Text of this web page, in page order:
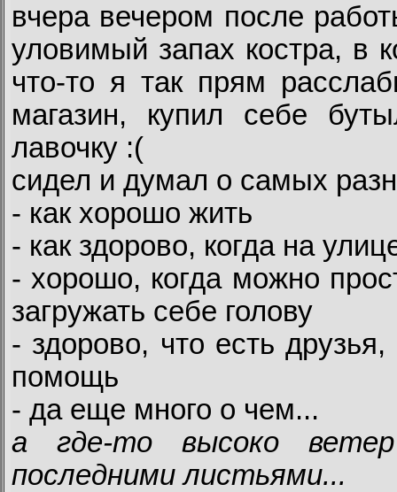
вчера вечером после
уловимый запах костра, в
что-то я так прям
магазин, купил себе
лавочку :(
сидел и думал о самых
- как хорошо жить
- как здорово, когда на
- хорошо, когда можно
загружать себе голову
- здорово, что есть
помощь
- да еще много о чем...
а где-то высоко
последними листьями...